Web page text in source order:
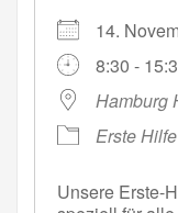
14.
8:30 -
Hamburg
Erste
Unsere Erste-